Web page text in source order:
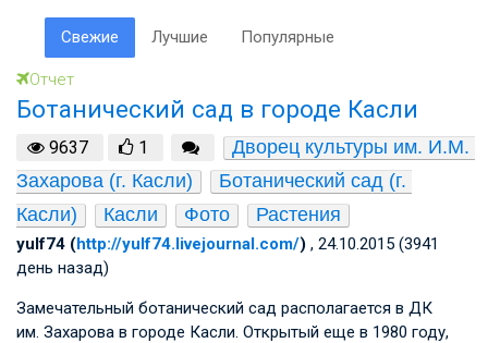
Свежие Лучшие Популярные
Отчет
Ботанический сад в городе Касли
9637 1
Дворец культуры им. И.М.
Захарова (г. Касли)
Ботанический сад (г.
Касли)
Касли Фото Растения
yulf74 (http://yulf74.livejournal.com/) , 24.10.2015 (3941
день назад)
Замечательный ботанический сад располагается в ДК
им. Захарова в городе Касли. Открытый еще в 1980 году,